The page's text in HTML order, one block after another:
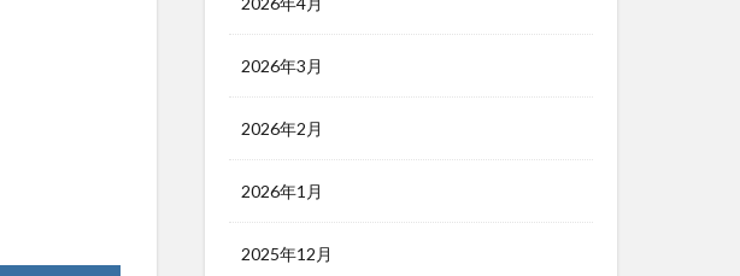
2026年3月
2026年2月
2026年1月
2025年12月